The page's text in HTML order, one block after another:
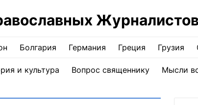
Болгария Германия Греция Грузия
и культура Вопрос священнику Мысли